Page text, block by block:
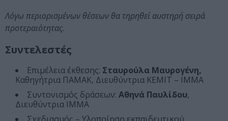
Λόγω περιορισμένων θέσεων θα τηρηθεί αυστηρή σειρά
προτεραιότητας.
Συντελεστές
Επιμέλεια έκθεσης: Σταυρούλα Μαυρογένη,
Καθηγήτρια ΠΑΜΑΚ, Διευθύντρια ΚΕΜΙΤ – ΙΜΜΑ
Συντονισμός δράσεων: Αθηνά Παυλίδου,
Διευθύντρια ΙΜΜΑ